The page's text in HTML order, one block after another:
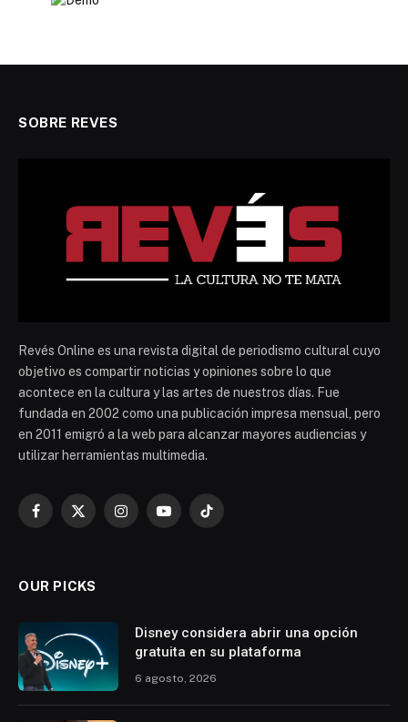
SOBRE REVES
Revés Online es una revista digital de periodismo cultural cuyo
objetivo es compartir noticias y opiniones sobre lo que
acontece en la cultura y las artes de nuestros días. Fue
fundada en 2002 como una publicación impresa mensual, pero
en 2011 emigró a la web para alcanzar mayores audiencias y
utilizar herramientas multimedia.
Facebook
X
InstagramYouTubeTikTok
OUR PICKS
Disney considera abrir una opción
gratuita en su plataforma
6 agosto, 2026